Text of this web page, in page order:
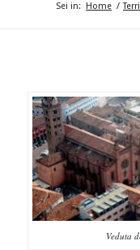
Sei in: Home /
Veduta